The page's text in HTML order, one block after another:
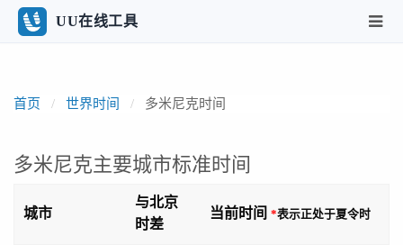
UU在线工具
首页 世界时间 多米尼克时间
多米尼克主要城市标准时间
城市
与北京
时差
当前时间 *表示正处于夏令时